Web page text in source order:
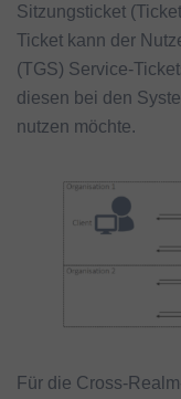
Sitzungsticket
Ticket kann der
(TGS) Service-
diesen bei den
nutzen möchte.
Für die Cross-